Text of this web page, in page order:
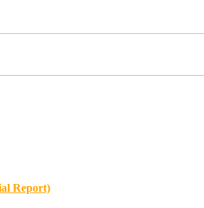
Report)